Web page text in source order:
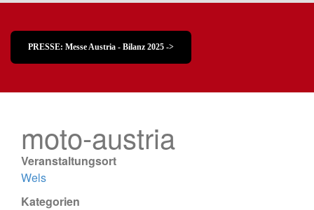
PRESSE: Messe Austria - Bilanz 2025 ->
moto-austria
Veranstaltungsort
Wels
Kategorien